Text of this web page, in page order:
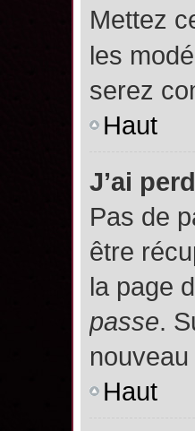
Mettez
les
serez
Haut
J’ai
Pas de
être
la page
passe.
Haut